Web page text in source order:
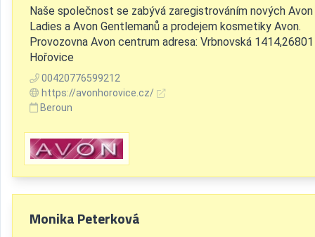
Naše společnost se zabývá zaregistrováním nových Avon
Ladies a Avon Gentlemanů a prodejem kosmetiky Avon.
Provozovna Avon centrum adresa: Vrbnovská 1414,26801
Hořovice
00420776599212
https://avonhorovice.cz/
Beroun
Monika Peterková